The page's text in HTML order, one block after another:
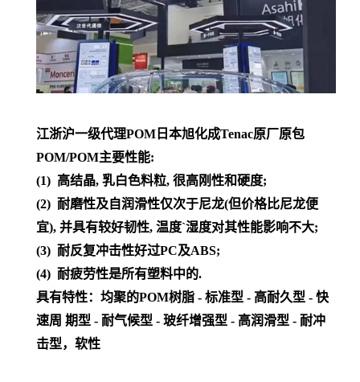
江浙沪一级代理POM日本旭化成Tenac原厂原包
POM/POM主要性能:
(1) 高结晶, 乳白色料粒, 很高刚性和硬度;
(2) 耐磨性及自润滑性仅次于尼龙(但价格比尼龙便
宜), 并具有较好韧性, 温度`湿度对其性能影响不大;
(3) 耐反复冲击性好过PC及ABS;
(4) 耐疲劳性是所有塑料中的.
具有特性：均聚的POM树脂 - 标准型 - 高耐久型 - 快
速周 期型 - 耐气候型 - 玻纤增强型 - 高润滑型 - 耐冲
击型，软性